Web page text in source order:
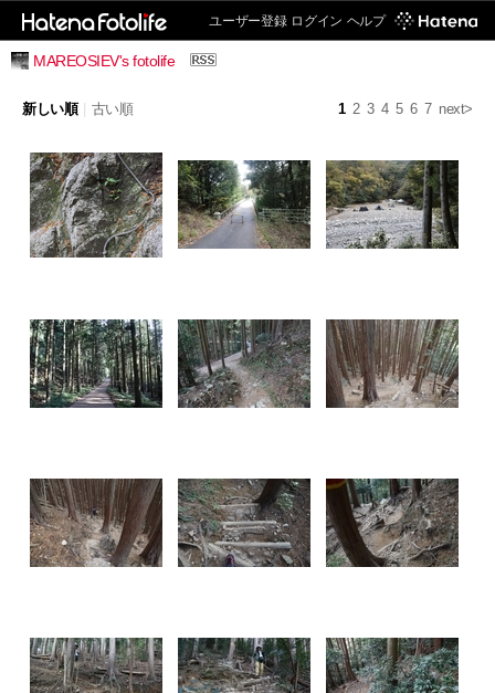
ユーザー登録 ログイン ヘルプ
MAREOSIEV's fotolife
1 2 3 4 5 6 7 next>
新しい順 古い順